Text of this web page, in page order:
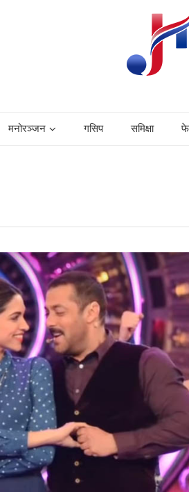
मनोरञ्जन गसिप समिक्षा